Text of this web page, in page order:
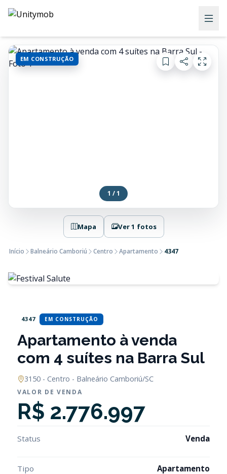
EM CONSTRUÇÃO
1 / 1
Mapa Ver 1 fotos
Início Balneário Camboriú Centro Apartamento 4347
4347 EM CONSTRUÇÃO
Apartamento à venda
com 4 suítes na Barra Sul
3150 - Centro - Balneário Camboriú/SC
VALOR DE VENDA
R$ 2.776.997
Status Venda
Tipo Apartamento